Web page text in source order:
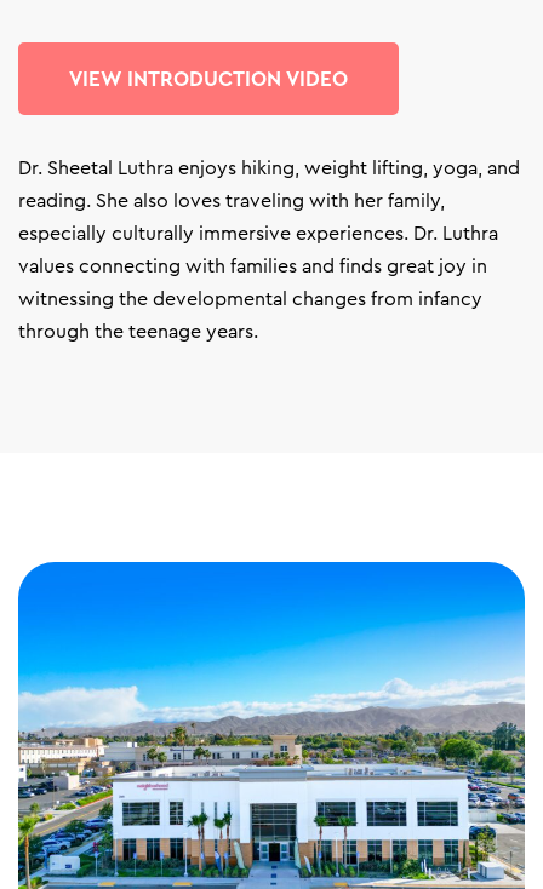
VIEW INTRODUCTION VIDEO
Dr. Sheetal Luthra enjoys hiking, weight lifting, yoga, and
reading. She also loves traveling with her family,
especially culturally immersive experiences. Dr. Luthra
values connecting with families and finds great joy in
witnessing the developmental changes from infancy
through the teenage years.